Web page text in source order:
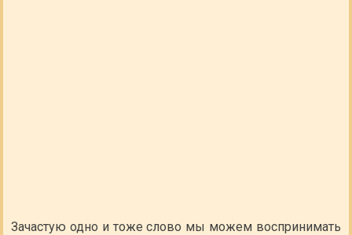
Зачастую одно и тоже слово мы можем воспринимать